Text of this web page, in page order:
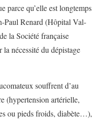
parce qu’elle est longtemps
Paul Renard (Hôpital Val-
la Société française
nécessité du dépistage
souffrent d’au
(hypertension artérielle,
ou pieds froids, diabète…),